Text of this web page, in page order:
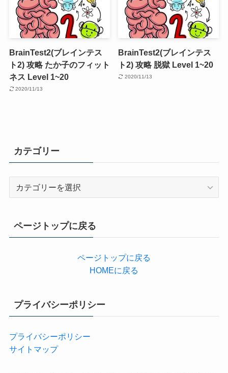
BrainTest2(ブレインテス
ト2) 攻略 たか子のフィット
ネス Level 1~20
2020/11/13
BrainTest2(ブレインテス
ト2) 攻略 脱獄 Level 1~20
2020/11/13
カテゴリー
ページトップに戻る
ページトップに戻る
HOMEに戻る
プライバシーポリシー
プライバシーポリシー
サイトマップ